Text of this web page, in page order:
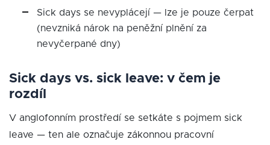
Sick days se nevyplácejí — lze je pouze čerpat
(nevzniká nárok na peněžní plnění za
nevyčerpané dny)
Sick days vs. sick leave: v čem je
rozdíl
V anglofonním prostředí se setkáte s pojmem sick
leave — ten ale označuje zákonnou pracovní